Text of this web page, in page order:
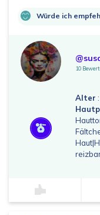
Würde ich
10
Alter